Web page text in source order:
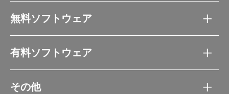
無料ソフトウェア
有料ソフトウェア
その他